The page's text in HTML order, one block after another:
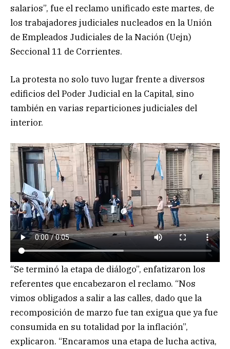
salarios”, fue el reclamo unificado este martes, de
los trabajadores judiciales nucleados en la Unión
de Empleados Judiciales de la Nación (Uejn)
Seccional 11 de Corrientes.
La protesta no solo tuvo lugar frente a diversos
edificios del Poder Judicial en la Capital, sino
también en varias reparticiones judiciales del
interior.
“Se terminó la etapa de diálogo”, enfatizaron los
referentes que encabezaron el reclamo. “Nos
vimos obligados a salir a las calles, dado que la
recomposición de marzo fue tan exigua que ya fue
consumida en su totalidad por la inflación”,
explicaron. “Encaramos una etapa de lucha activa,